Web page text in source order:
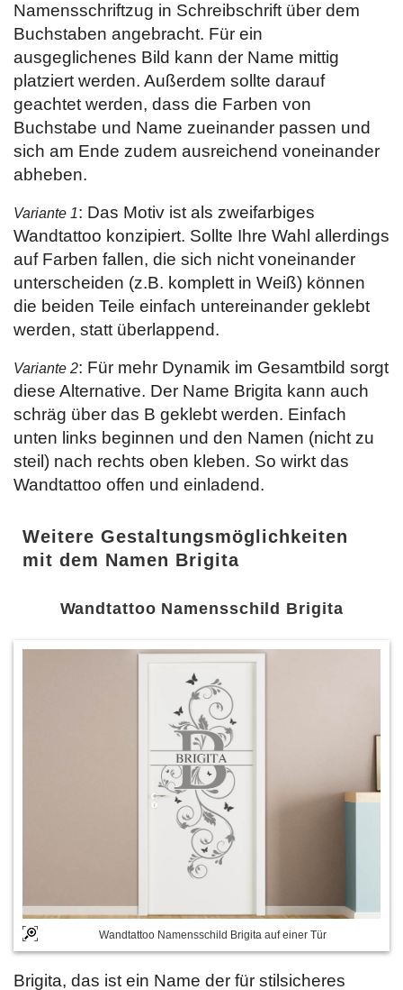
Namensschriftzug in Schreibschrift über dem
Buchstaben angebracht. Für ein
ausgeglichenes Bild kann der Name mittig
platziert werden. Außerdem sollte darauf
geachtet werden, dass die Farben von
Buchstabe und Name zueinander passen und
sich am Ende zudem ausreichend voneinander
abheben.
Variante 1: Das Motiv ist als zweifarbiges
Wandtattoo konzipiert. Sollte Ihre Wahl allerdings
auf Farben fallen, die sich nicht voneinander
unterscheiden (z.B. komplett in Weiß) können
die beiden Teile einfach untereinander geklebt
werden, statt überlappend.
Variante 2: Für mehr Dynamik im Gesamtbild sorgt
diese Alternative. Der Name Brigita kann auch
schräg über das B geklebt werden. Einfach
unten links beginnen und den Namen (nicht zu
steil) nach rechts oben kleben. So wirkt das
Wandtattoo offen und einladend.
Weitere Gestaltungsmöglichkeiten
mit dem Namen Brigita
Wandtattoo Namensschild Brigita
Wandtattoo Namensschild Brigita auf einer Tür
Brigita, das ist ein Name der für stilsicheres